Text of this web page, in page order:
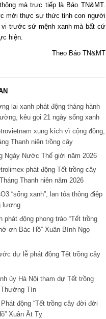
mà trực tiếp là Báo TN&MT.
mới thực sự thức tỉnh con người
vi trước sứ mệnh xanh mà bất cứ
hiện.
Theo Báo TN&MT
lai xanh phát động tháng hành
kêu gọi 21 ngày sống xanh
xung kích vì cộng đồng,
Thanh niên trồng cây
Ngày Nước Thế giới năm 2026
phát động Tết trồng cây
Thanh niên năm 2026
“sống xanh”, lan tỏa thông điệp
lượng
phát động phong trào “Tết trồng
ơn Bác Hồ” Xuân Bính Ngọ
dự lễ phát động Tết trồng cây
ủy Hà Nội tham dự Tết trồng
Tín
động “Tết trồng cây đời đời
Xuân Ất Tỵ